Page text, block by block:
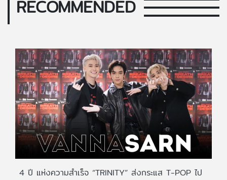
RECOMMENDED
4 ปี แห่งความสำเร็จ “TRINITY” ส่งกระแส T-POP ไป